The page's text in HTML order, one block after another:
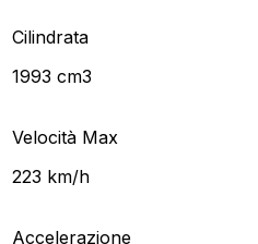
Cilindrata
1993 cm3
Velocità Max
223 km/h
Accelerazione